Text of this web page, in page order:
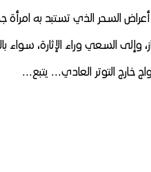
السحر الذي تستبد به امرأة
السعي وراء الإثارة، سواء
خارج التوتر العادي… يتبع…